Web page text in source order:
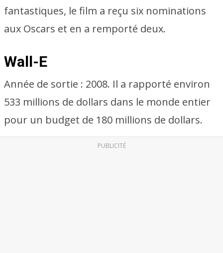
fantastiques, le film a reçu six nominations
aux Oscars et en a remporté deux.
Wall-E
Année de sortie : 2008. Il a rapporté environ
533 millions de dollars dans le monde entier
pour un budget de 180 millions de dollars.
PUBLICITÉ